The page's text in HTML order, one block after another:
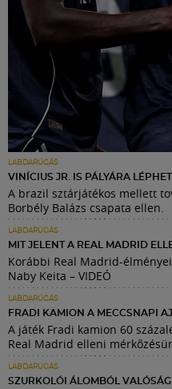
LABDARÚGÁS
VINÍCIUS JR. IS PÁLYÁRA
A brazil sztárjátékos mellett
Borbély Balázs csapata ellen.
LABDARÚGÁS
MIT JELENT A REAL MADRID
Korábbi Real Madrid-
Naby Keita – VIDEÓ
LABDARÚGÁS
FRADI KAMION A MECCSNAPI
A játék Fradi kamion 60
Real Madrid elleni
LABDARÚGÁS
SZURKOLÓI ÁLOMBÓL VALÓSÁG